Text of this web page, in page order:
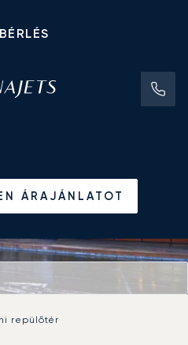
ÁRAJÁNLATOT
repülőtér